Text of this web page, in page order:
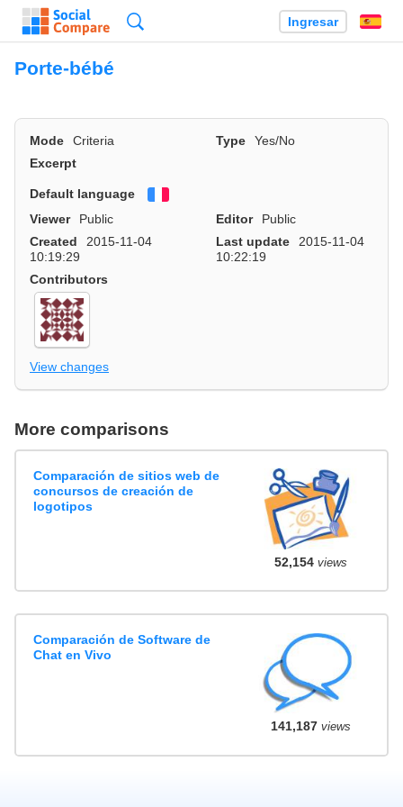
Ingresar
Porte-bébé
Mode Criteria Type
Yes/No
Excerpt
Default language
Viewer
Public Editor
Public
Created
2015-11-04
10:19:29
Last update
2015-11-04
10:22:19
Contributors
View changes
More comparisons
Comparación de sitios web de
concursos de creación de
logotipos
52,154views
Comparación de Software de
Chat en Vivo
141,187views